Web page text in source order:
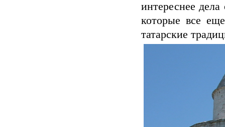
интереснее
которые все
татарские